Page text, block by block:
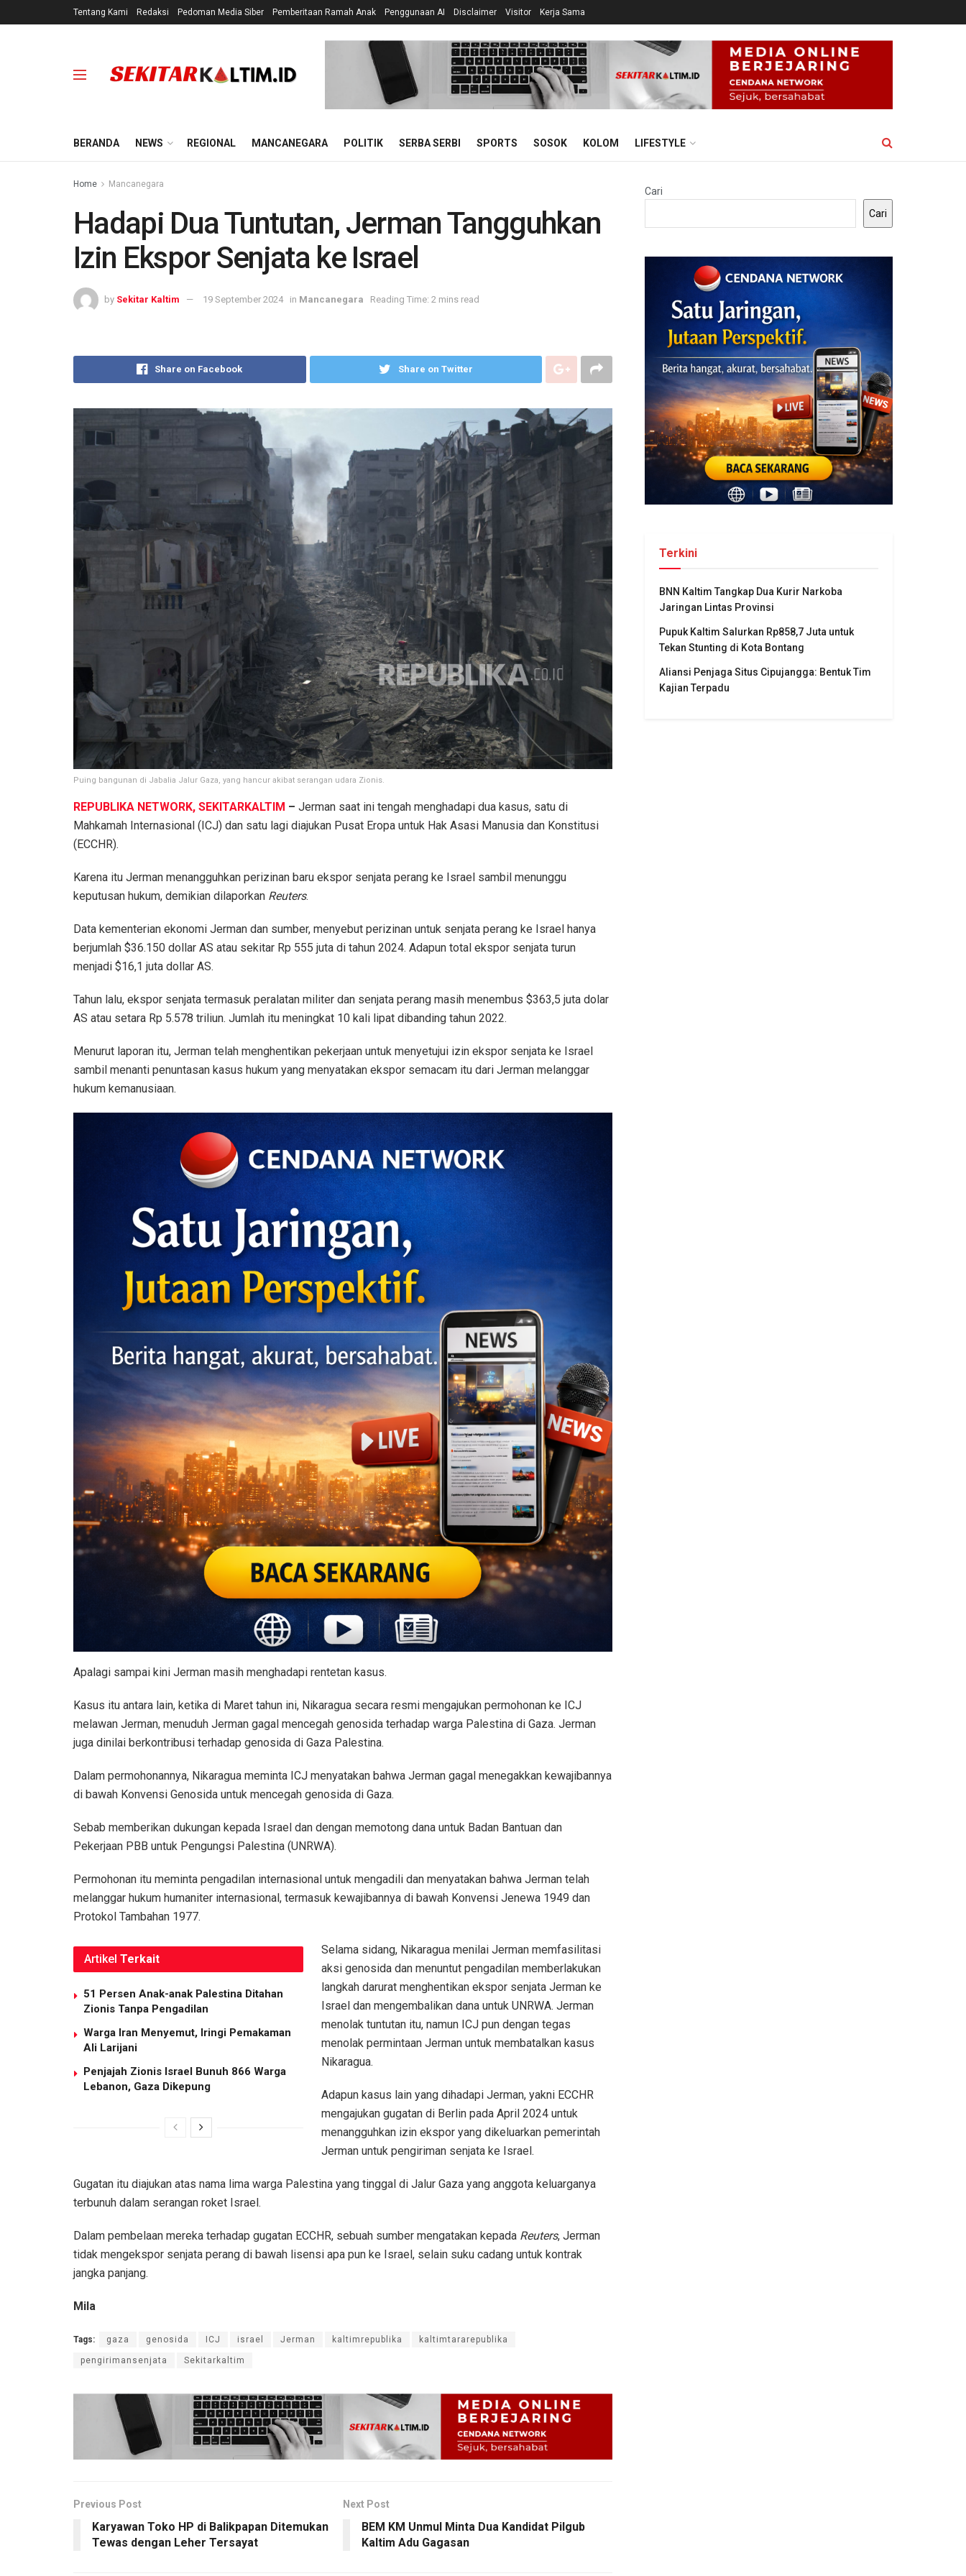
Tentang Kami Redaksi Pedoman Media Siber Pemberitaan Ramah Anak Penggunaan AI Disclaimer Visitor Kerja Sama
BERANDA NEWS REGIONAL MANCANEGARA POLITIK SERBA SERBI SPORTS SOSOK KOLOM LIFESTYLE
Home Mancanegara
Hadapi Dua Tuntutan, Jerman Tangguhkan
Izin Ekspor Senjata ke Israel
by Sekitar Kaltim 19 September 2024 in Mancanegara Reading Time: 2 mins read
Share on Facebook Share on Twitter
Puing bangunan di Jabalia Jalur Gaza, yang hancur akibat serangan udara Zionis.
REPUBLIKA NETWORK, SEKITARKALTIM – Jerman saat ini tengah menghadapi dua kasus, satu di
Mahkamah Internasional (ICJ) dan satu lagi diajukan Pusat Eropa untuk Hak Asasi Manusia dan Konstitusi
(ECCHR).
Karena itu Jerman menangguhkan perizinan baru ekspor senjata perang ke Israel sambil menunggu
keputusan hukum, demikian dilaporkan Reuters.
Data kementerian ekonomi Jerman dan sumber, menyebut perizinan untuk senjata perang ke Israel hanya
berjumlah $36.150 dollar AS atau sekitar Rp 555 juta di tahun 2024. Adapun total ekspor senjata turun
menjadi $16,1 juta dollar AS.
Tahun lalu, ekspor senjata termasuk peralatan militer dan senjata perang masih menembus $363,5 juta dolar
AS atau setara Rp 5.578 triliun. Jumlah itu meningkat 10 kali lipat dibanding tahun 2022.
Menurut laporan itu, Jerman telah menghentikan pekerjaan untuk menyetujui izin ekspor senjata ke Israel
sambil menanti penuntasan kasus hukum yang menyatakan ekspor semacam itu dari Jerman melanggar
hukum kemanusiaan.
Apalagi sampai kini Jerman masih menghadapi rentetan kasus.
Kasus itu antara lain, ketika di Maret tahun ini, Nikaragua secara resmi mengajukan permohonan ke ICJ
melawan Jerman, menuduh Jerman gagal mencegah genosida terhadap warga Palestina di Gaza. Jerman
juga dinilai berkontribusi terhadap genosida di Gaza Palestina.
Dalam permohonannya, Nikaragua meminta ICJ menyatakan bahwa Jerman gagal menegakkan kewajibannya
di bawah Konvensi Genosida untuk mencegah genosida di Gaza.
Sebab memberikan dukungan kepada Israel dan dengan memotong dana untuk Badan Bantuan dan
Pekerjaan PBB untuk Pengungsi Palestina (UNRWA).
Permohonan itu meminta pengadilan internasional untuk mengadili dan menyatakan bahwa Jerman telah
melanggar hukum humaniter internasional, termasuk kewajibannya di bawah Konvensi Jenewa 1949 dan
Protokol Tambahan 1977.
Artikel Terkait
51 Persen Anak-anak Palestina Ditahan
Zionis Tanpa Pengadilan
Warga Iran Menyemut, Iringi Pemakaman
Ali Larijani
Penjajah Zionis Israel Bunuh 866 Warga
Lebanon, Gaza Dikepung
Selama sidang, Nikaragua menilai Jerman memfasilitasi
aksi genosida dan menuntut pengadilan memberlakukan
langkah darurat menghentikan ekspor senjata Jerman ke
Israel dan mengembalikan dana untuk UNRWA. Jerman
menolak tuntutan itu, namun ICJ pun dengan tegas
menolak permintaan Jerman untuk membatalkan kasus
Nikaragua.
Adapun kasus lain yang dihadapi Jerman, yakni ECCHR
mengajukan gugatan di Berlin pada April 2024 untuk
menangguhkan izin ekspor yang dikeluarkan pemerintah
Jerman untuk pengiriman senjata ke Israel.
Gugatan itu diajukan atas nama lima warga Palestina yang tinggal di Jalur Gaza yang anggota keluarganya
terbunuh dalam serangan roket Israel.
Dalam pembelaan mereka terhadap gugatan ECCHR, sebuah sumber mengatakan kepada Reuters, Jerman
tidak mengekspor senjata perang di bawah lisensi apa pun ke Israel, selain suku cadang untuk kontrak
jangka panjang.
Mila
Tags: gaza genosida ICJ israel Jerman kaltimrepublika kaltimtararepublika
pengirimansenjata Sekitarkaltim
Previous Post
Karyawan Toko HP di Balikpapan Ditemukan
Tewas dengan Leher Tersayat
Next Post
BEM KM Unmul Minta Dua Kandidat Pilgub
Kaltim Adu Gagasan
Cari
Cari
Terkini
BNN Kaltim Tangkap Dua Kurir Narkoba
Jaringan Lintas Provinsi
Pupuk Kaltim Salurkan Rp858,7 Juta untuk
Tekan Stunting di Kota Bontang
Aliansi Penjaga Situs Cipujangga: Bentuk Tim
Kajian Terpadu